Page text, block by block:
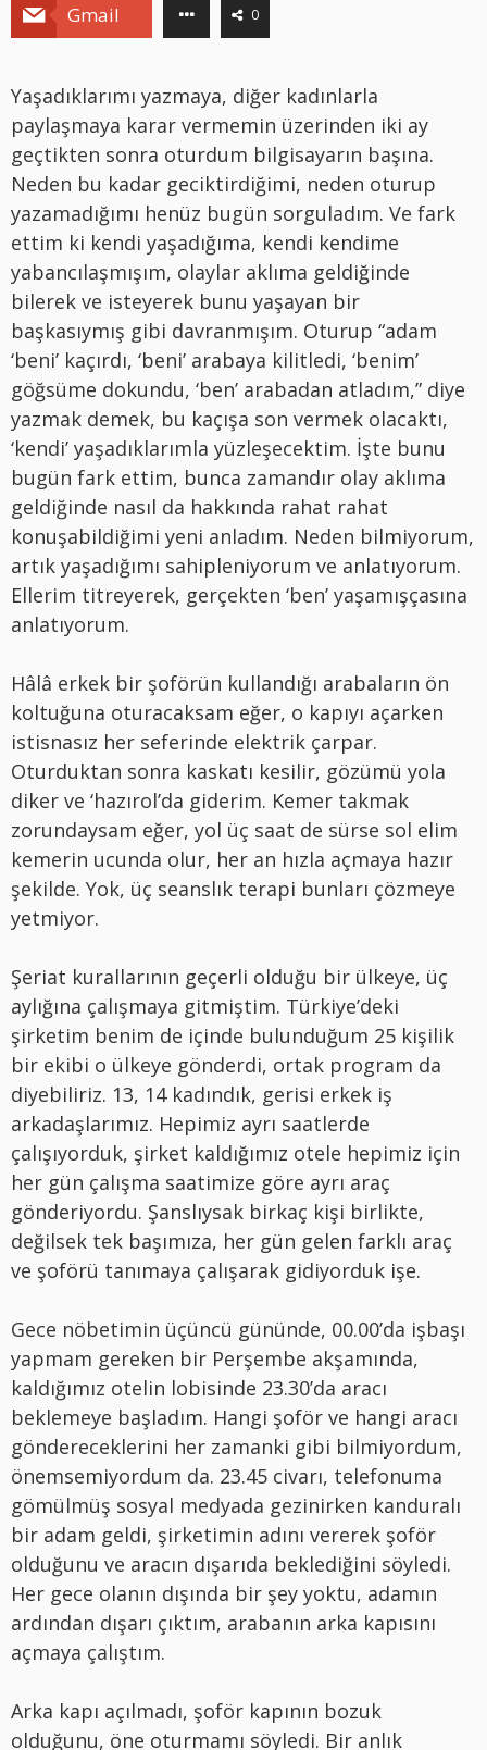
Gmail 0
Yaşadıklarımı yazmaya, diğer kadınlarla
paylaşmaya karar vermemin üzerinden iki ay
geçtikten sonra oturdum bilgisayarın başına.
Neden bu kadar geciktirdiğimi, neden oturup
yazamadığımı henüz bugün sorguladım. Ve fark
ettim ki kendi yaşadığıma, kendi kendime
yabancılaşmışım, olaylar aklıma geldiğinde
bilerek ve isteyerek bunu yaşayan bir
başkasıymış gibi davranmışım. Oturup “adam
‘beni’ kaçırdı, ‘beni’ arabaya kilitledi, ‘benim’
göğsüme dokundu, ‘ben’ arabadan atladım,” diye
yazmak demek, bu kaçışa son vermek olacaktı,
‘kendi’ yaşadıklarımla yüzleşecektim. İşte bunu
bugün fark ettim, bunca zamandır olay aklıma
geldiğinde nasıl da hakkında rahat rahat
konuşabildiğimi yeni anladım. Neden bilmiyorum,
artık yaşadığımı sahipleniyorum ve anlatıyorum.
Ellerim titreyerek, gerçekten ‘ben’ yaşamışçasına
anlatıyorum.
Hâlâ erkek bir şoförün kullandığı arabaların ön
koltuğuna oturacaksam eğer, o kapıyı açarken
istisnasız her seferinde elektrik çarpar.
Oturduktan sonra kaskatı kesilir, gözümü yola
diker ve ‘hazırol’da giderim. Kemer takmak
zorundaysam eğer, yol üç saat de sürse sol elim
kemerin ucunda olur, her an hızla açmaya hazır
şekilde. Yok, üç seanslık terapi bunları çözmeye
yetmiyor.
Şeriat kurallarının geçerli olduğu bir ülkeye, üç
aylığına çalışmaya gitmiştim. Türkiye’deki
şirketim benim de içinde bulunduğum 25 kişilik
bir ekibi o ülkeye gönderdi, ortak program da
diyebiliriz. 13, 14 kadındık, gerisi erkek iş
arkadaşlarımız. Hepimiz ayrı saatlerde
çalışıyorduk, şirket kaldığımız otele hepimiz için
her gün çalışma saatimize göre ayrı araç
gönderiyordu. Şanslıysak birkaç kişi birlikte,
değilsek tek başımıza, her gün gelen farklı araç
ve şoförü tanımaya çalışarak gidiyorduk işe.
Gece nöbetimin üçüncü gününde, 00.00’da işbaşı
yapmam gereken bir Perşembe akşamında,
kaldığımız otelin lobisinde 23.30’da aracı
beklemeye başladım. Hangi şoför ve hangi aracı
göndereceklerini her zamanki gibi bilmiyordum,
önemsemiyordum da. 23.45 civarı, telefonuma
gömülmüş sosyal medyada gezinirken kanduralı
bir adam geldi, şirketimin adını vererek şoför
olduğunu ve aracın dışarıda beklediğini söyledi.
Her gece olanın dışında bir şey yoktu, adamın
ardından dışarı çıktım, arabanın arka kapısını
açmaya çalıştım.
Arka kapı açılmadı, şoför kapının bozuk
olduğunu, öne oturmamı söyledi. Bir anlık